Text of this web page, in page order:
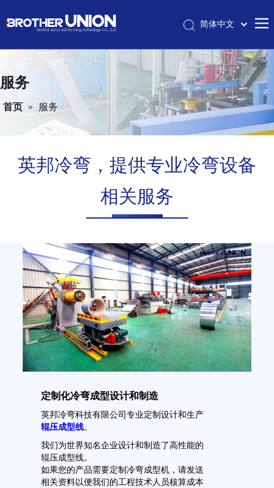
英邦简介
冷弯成型机械
冷弯成型和工艺
联系我们
简体中文
English
服务
首页 » 服务
英邦冷弯，提供专业冷弯设备
相关服务
定制化冷弯成型设计和制造
英邦冷弯科技有限公司专业定制设计和生产
辊压成型线。
我们为世界知名企业设计和制造了高性能的
辊压成型线。
如果您的产品需要定制冷弯成型机，请发送
相关资料以便我们的工程技术人员核算成本